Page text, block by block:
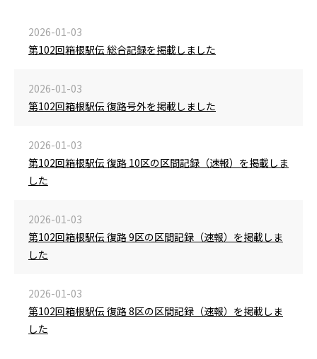
2026-01-03
第102回箱根駅伝 総合記録を掲載しました
2026-01-03
第102回箱根駅伝 復路号外を掲載しました
2026-01-03
第102回箱根駅伝 復路 10区の区間記録（速報）を掲載しま
した
2026-01-03
第102回箱根駅伝 復路 9区の区間記録（速報）を掲載しま
した
2026-01-03
第102回箱根駅伝 復路 8区の区間記録（速報）を掲載しま
した